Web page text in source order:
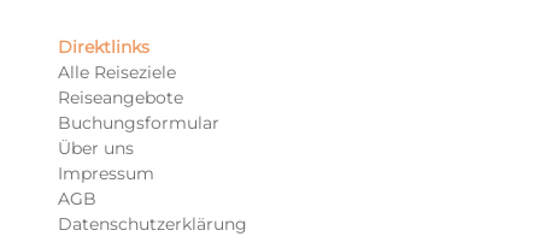
Direktlinks
Alle Reiseziele
Reiseangebote
Buchungsformular
Über uns
Impressum
AGB
Datenschutzerklärung